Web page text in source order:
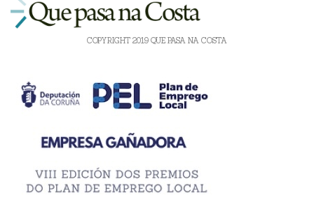
COPYRIGHT 2019 QUE PASA NA COSTA